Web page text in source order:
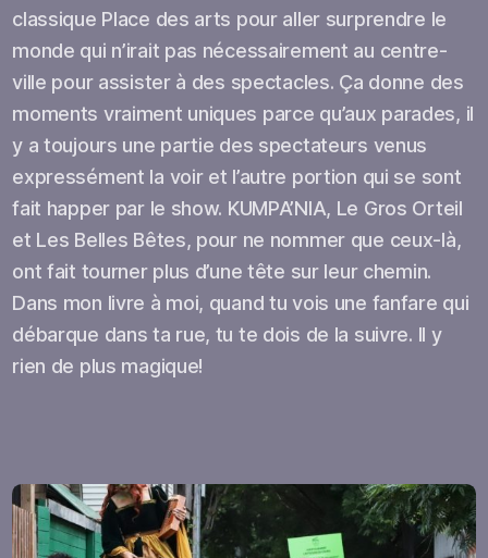
classique Place des arts pour aller surprendre le
monde qui n’irait pas nécessairement au centre-
ville pour assister à des spectacles. Ça donne des
moments vraiment uniques parce qu’aux parades, il
y a toujours une partie des spectateurs venus
expressément la voir et l’autre portion qui se sont
fait happer par le show. KUMPA’NIA, Le Gros Orteil
et Les Belles Bêtes, pour ne nommer que ceux-là,
ont fait tourner plus d’une tête sur leur chemin.
Dans mon livre à moi, quand tu vois une fanfare qui
débarque dans ta rue, tu te dois de la suivre. Il y
rien de plus magique!